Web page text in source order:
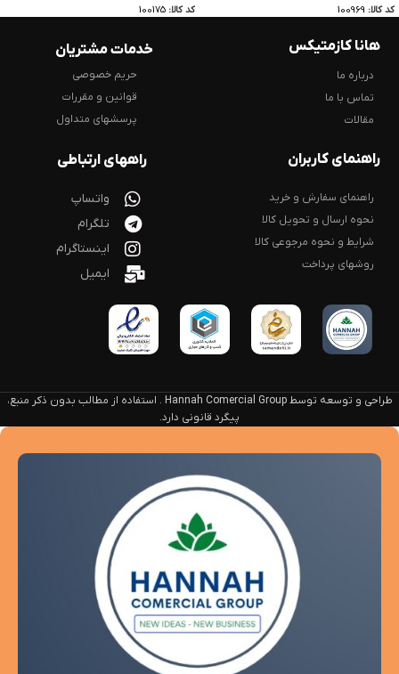
کد کالا: 100969 کد کالا: 100175
هانا کازمتیکس
درباره ما
تماس با ما
مقالات
خدمات مشتریان
حریم خصوصی
قوانین و مقررات
پرسشهای متداول
راهنمای کاربران
راهنمای سفارش و خرید
نحوه ارسال و تحویل کالا
شرایط و نحوه مرجوعی کالا
روشهای پرداخت
راههای ارتباطی
واتساپ
تلگرام
اینستاگرام
ایمیل
طراحی و توسعه توسط Hannah Comercial Group . استفاده از مطالب بدون ذکر منبع،
پیگرد قانونی دارد.